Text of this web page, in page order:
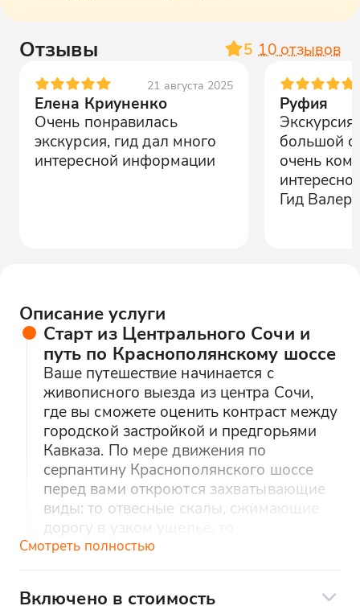
Отзывы 5 10 отзывов
21 августа 2025
Елена Криуненко
Очень понравилась
экскурсия, гид дал много
интересной информации
Руфия
большой
очень
Гид
Описание услуги
Старт из Центрального Сочи и
путь по Краснополянскому шоссе
Ваше путешествие начинается с
живописного выезда из центра Сочи,
где вы сможете оценить контраст между
городской застройкой и предгорьями
Кавказа. По мере движения по
серпантину Краснополянского шоссе
перед вами откроются захватывающие
виды: то отвесные скалы, сжимающие
дорогу в узком ущелье, то
головокружительные панорамы долины
Смотреть полностью
Включено в стоимость